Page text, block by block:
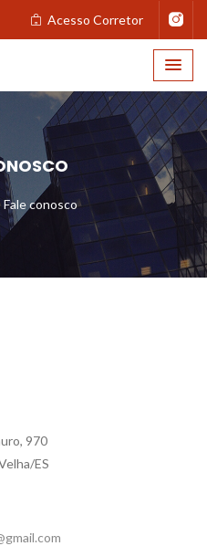
Acesso Corretor
Fale conosco
970
ES